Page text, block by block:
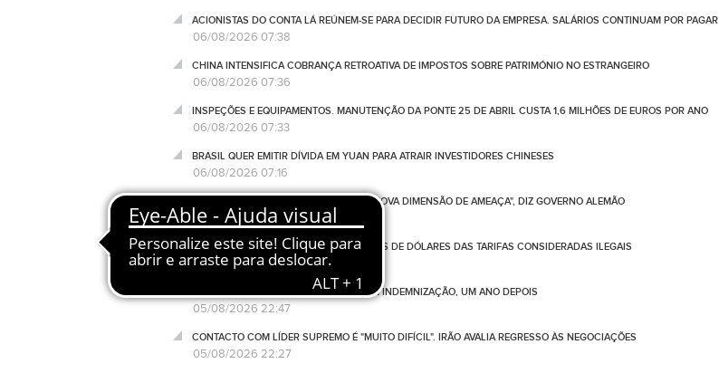
ACIONISTAS DO CONTA LÁ REÚNEM-SE PARA DECIDIR FUTURO DA EMPRESA. SALÁRIOS CONTINUAM POR PAGAR
06/08/2026 07:38
CHINA INTENSIFICA COBRANÇA RETROATIVA DE IMPOSTOS SOBRE PATRIMÓNIO NO ESTRANGEIRO
06/08/2026 07:36
INSPEÇÕES E EQUIPAMENTOS. MANUTENÇÃO DA PONTE 25 DE ABRIL CUSTA 1,6 MILHÕES DE EUROS POR ANO
06/08/2026 07:33
BRASIL QUER EMITIR DÍVIDA EM YUAN PARA ATRAIR INVESTIDORES CHINESES
06/08/2026 07:16
INCIDENTE COM DRONE EM LEIPZIG É "NOVA DIMENSÃO DE AMEAÇA", DIZ GOVERNO ALEMÃO
05/08/2026 23:15
EUA JÁ REEMBOLSARAM 100 MIL MILHÕES DE DÓLARES DAS TARIFAS CONSIDERADAS ILEGAIS
05/08/2026 22:57
CARRIS: SÓ TRÊS PESSOAS RECEBERAM INDEMNIZAÇÃO, UM ANO DEPOIS
05/08/2026 22:47
CONTACTO COM LÍDER SUPREMO É "MUITO DIFÍCIL". IRÃO AVALIA REGRESSO ÀS NEGOCIAÇÕES
05/08/2026 22:27